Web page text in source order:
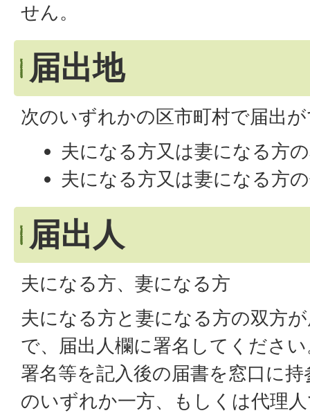
せん。
届出地
次のいずれかの区市町村で届出
夫になる方又は妻になる方
夫になる方又は妻になる方
届出人
夫になる方、妻になる方
夫になる方と妻になる方の双方
で、届出人欄に署名してくださ
署名等を記入後の届書を窓口に
のいずれか一方、もしくは代理